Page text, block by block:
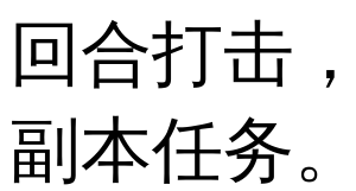
回合打击
副本任务。